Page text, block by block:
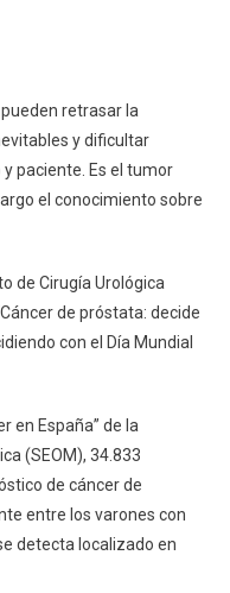
retrasar la
y dificultar
paciente. Es el tumor
el conocimiento sobre
de Cirugía Urológica
de próstata: decide
con el Día Mundial
en España” de la
(SEOM), 34.833
de cáncer de
entre los varones con
detecta localizado en